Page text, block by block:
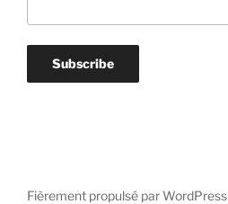
Fièrement propulsé par WordPress